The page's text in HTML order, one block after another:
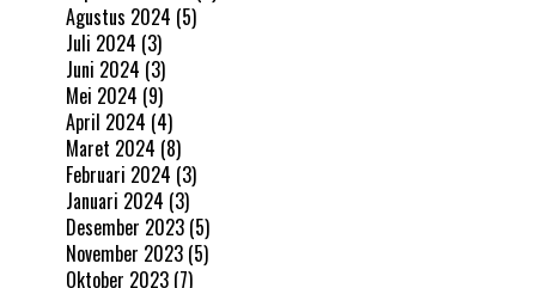
Agustus 2024 (5)
Juli 2024 (3)
Juni 2024 (3)
Mei 2024 (9)
April 2024 (4)
Maret 2024 (8)
Februari 2024 (3)
Januari 2024 (3)
Desember 2023 (5)
November 2023 (5)
Oktober 2023 (7)